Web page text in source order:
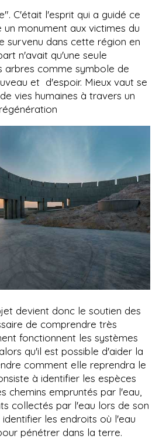
C'était l'esprit qui a guidé ce
monument aux victimes du
survenu dans cette région en
n'avait qu'une seule
arbres comme symbole de
et d'espoir. Mieux vaut se
vies humaines à travers un
devient donc le soutien des
de comprendre très
fonctionnent les systèmes
qu'il est possible d'aider la
comment elle reprendra le
à identifier les espèces
chemins empruntés par l'eau,
collectés par l'eau lors de son
les endroits où l'eau
pénétrer dans la terre.